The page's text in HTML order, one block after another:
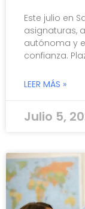
Este julio en
asignaturas,
autónoma y
confianza.
LEER MÁS »
Julio 5,